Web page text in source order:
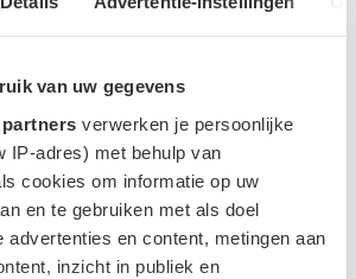
van uw gegevens
partners verwerken je persoonlijke
IP-adres) met behulp van
cookies om informatie op uw
en te gebruiken met als doel
advertenties en content, metingen aan
inzicht in publiek en